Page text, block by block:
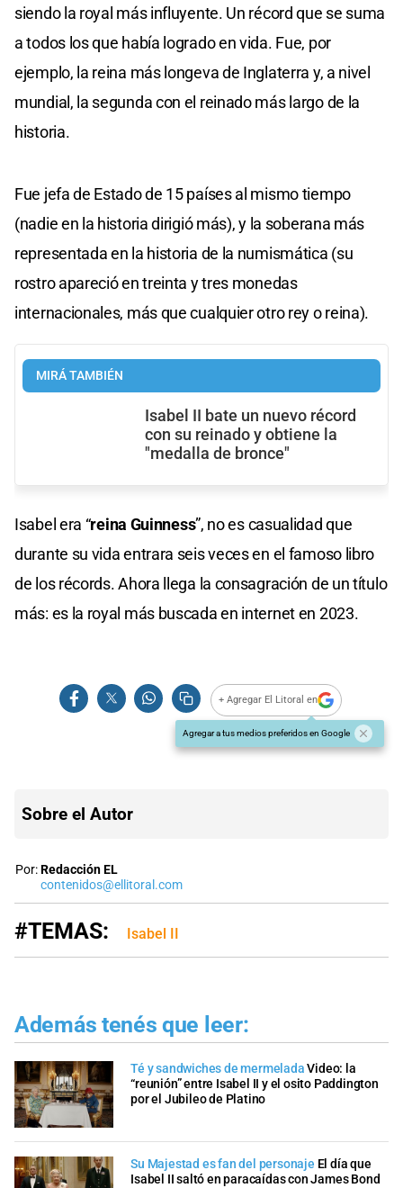
siendo la royal más influyente. Un récord que se suma
a todos los que había logrado en vida. Fue, por
ejemplo, la reina más longeva de Inglaterra y, a nivel
mundial, la segunda con el reinado más largo de la
historia.
Fue jefa de Estado de 15 países al mismo tiempo
(nadie en la historia dirigió más), y la soberana más
representada en la historia de la numismática (su
rostro apareció en treinta y tres monedas
internacionales, más que cualquier otro rey o reina).
MIRÁ TAMBIÉN
Isabel II bate un nuevo récord
con su reinado y obtiene la
"medalla de bronce"
Isabel era “reina Guinness”, no es casualidad que
durante su vida entrara seis veces en el famoso libro
de los récords. Ahora llega la consagración de un título
más: es la royal más buscada en internet en 2023.
+ Agregar El Litoral en
Agregar a tus medios preferidos en Google
Sobre el Autor
Por:Redacción EL
contenidos@ellitoral.com
#TEMAS: Isabel II
Además tenés que leer:
Té y sandwiches de mermelada Video: la
“reunión” entre Isabel II y el osito Paddington
por el Jubileo de Platino
Su Majestad es fan del personaje El día que
Isabel II saltó en paracaídas con James Bond